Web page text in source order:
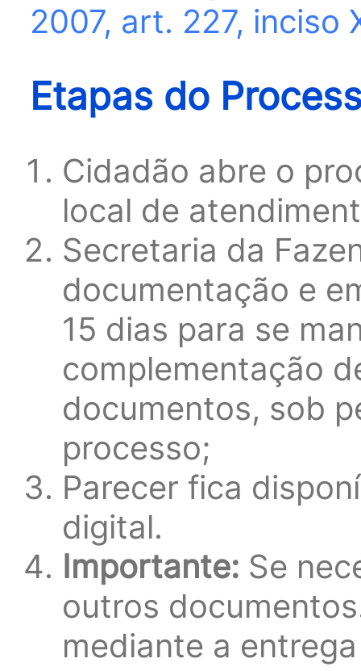
2007, art. 227, inciso
Etapas do
Cidadão abre o
local de
Secretaria da
documentação e
15 dias para se
complementação
documentos, sob
processo;
Parecer fica
digital.
Importante: Se
outros
mediante a